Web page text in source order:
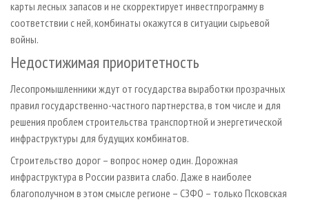
карты лесных запасов и не скорректирует инвестпрограмму в
соответствии с ней, комбинаты окажутся в ситуации сырьевой
войны.
Недостижимая приоритетность
Лесопромышленники ждут от государства выработки прозрачных
правил государственно-частного партнерства, в том числе и для
решения проблем строительства транспортной и энергетической
инфраструктуры для будущих комбинатов.
Строительство дорог – вопрос номер один. Дорожная
инфраструктура в России развита слабо. Даже в наиболее
благополучном в этом смысле регионе – СЗФО – только Псковская